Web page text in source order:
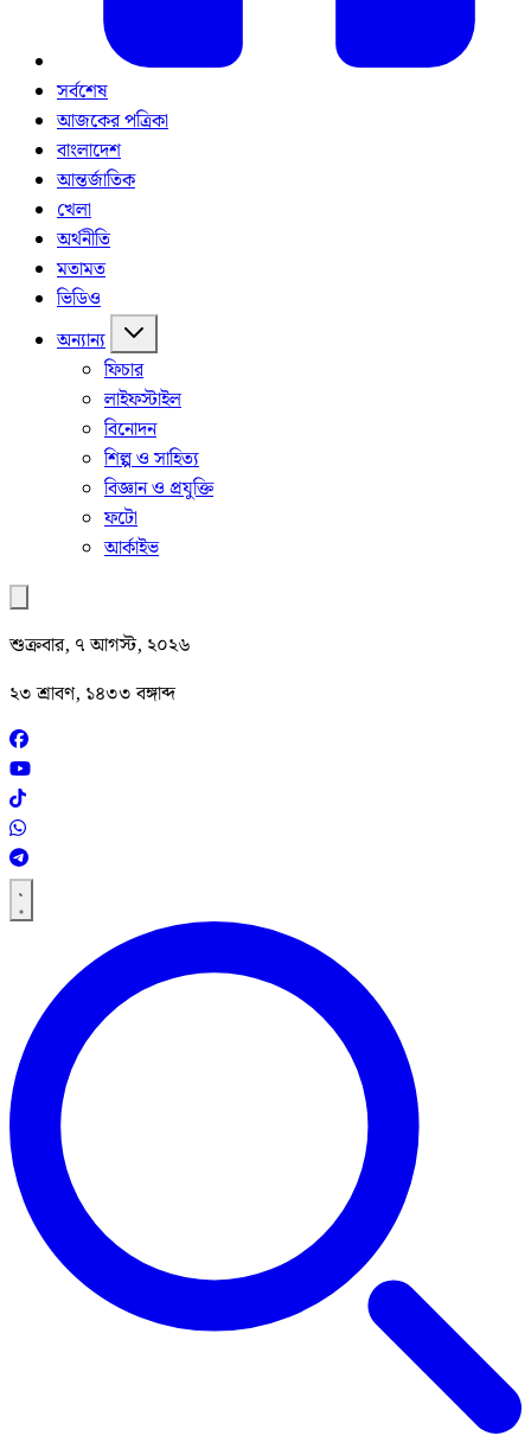
সর্বশেষ
আজকের পত্রিকা
বাংলাদেশ
আন্তর্জাতিক
খেলা
অর্থনীতি
মতামত
ভিডিও
অন্যান্য
ফিচার
লাইফস্টাইল
বিনোদন
শিল্প ও সাহিত্য
বিজ্ঞান ও প্রযুক্তি
ফটো
আর্কাইভ
শুক্রবার, ৭ আগস্ট, ২০২৬
২৩ শ্রাবণ, ১৪৩৩ বঙ্গাব্দ